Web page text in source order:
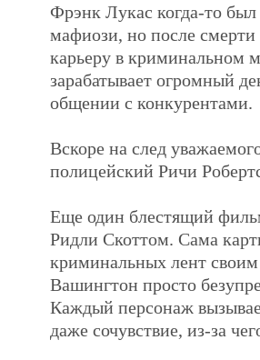
Фрэнк Лукас когда-то
мафиози, но после смерти
карьеру в криминальном
зарабатывает огромный
общении с конкурентами.
Вскоре на след
полицейский Ричи
Еще один блестящий
Ридли Скоттом. Сама
криминальных лент
Вашингтон просто
Каждый персонаж
даже сочувствие, из-за